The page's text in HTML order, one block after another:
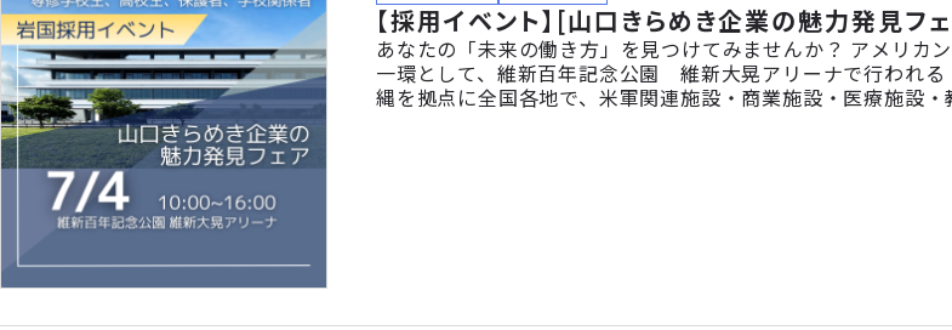
【採用イベント】[山口きらめき企業の魅力発見
あなたの「未来の働き方」を見つけてみませんか？ アメリカ
一環として、維新百年記念公園 維新大晃アリーナで行われ
縄を拠点に全国各地で、米軍関連施設・商業施設・医療施設